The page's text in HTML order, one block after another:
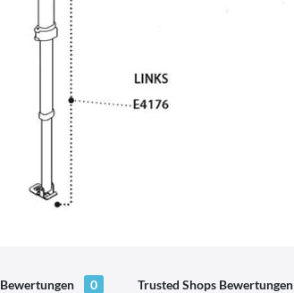
Bewertungen 0 Trusted Shops Bewertungen